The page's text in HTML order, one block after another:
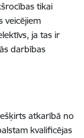
tikai
veicējiem
ja tas ir
darbības
atkarībā no
kvalificējas